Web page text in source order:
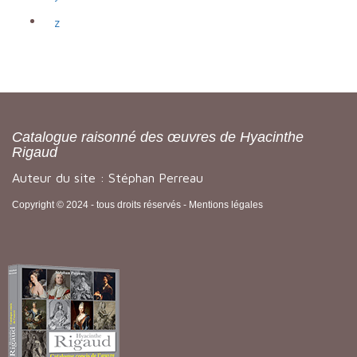
z
Catalogue raisonné des œuvres de Hyacinthe
Rigaud
Auteur du site : Stéphan Perreau
Copyright © 2024 - tous droits réservés - Mentions légales